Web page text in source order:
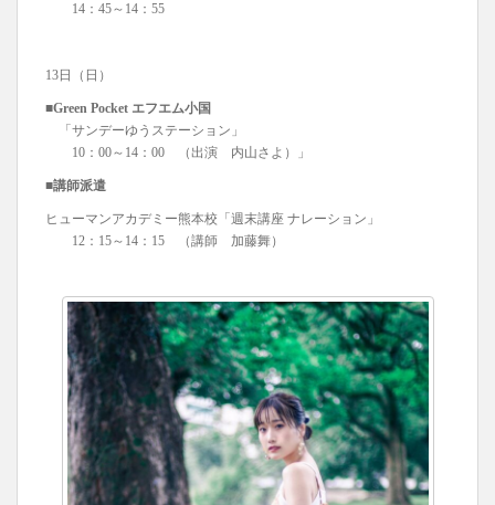
14：45～14：55
13日（日）
■Green Pocket エフエム小国
「サンデーゆうステーション」
10：00～14：00 （出演 内山さよ）」
■講師派遣
ヒューマンアカデミー熊本校「週末講座 ナレーション」
12：15～14：15 （講師 加藤舞）